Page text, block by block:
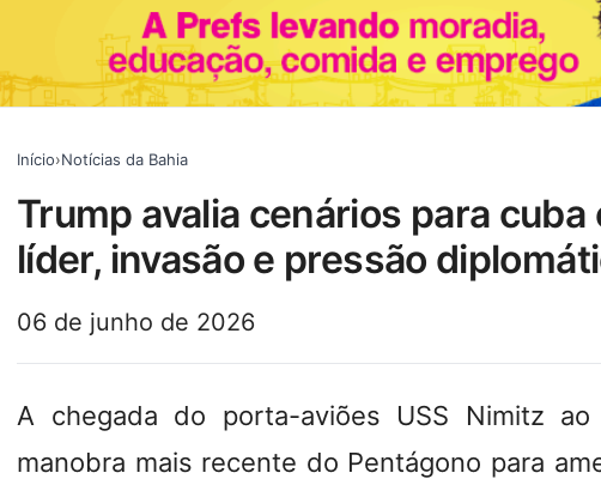
Início›Notícias da Bahia
trump avalia cenários para cuba entre captura de
líder, invasão e pressão
06 de junho de 2026
A chegada do porta-aviões USS Nimitz
manobra mais recente do Pentágono para